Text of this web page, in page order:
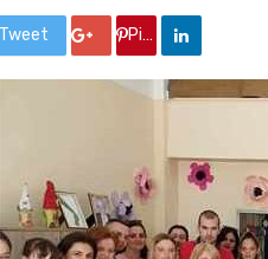
Tweet Google +
Pin it